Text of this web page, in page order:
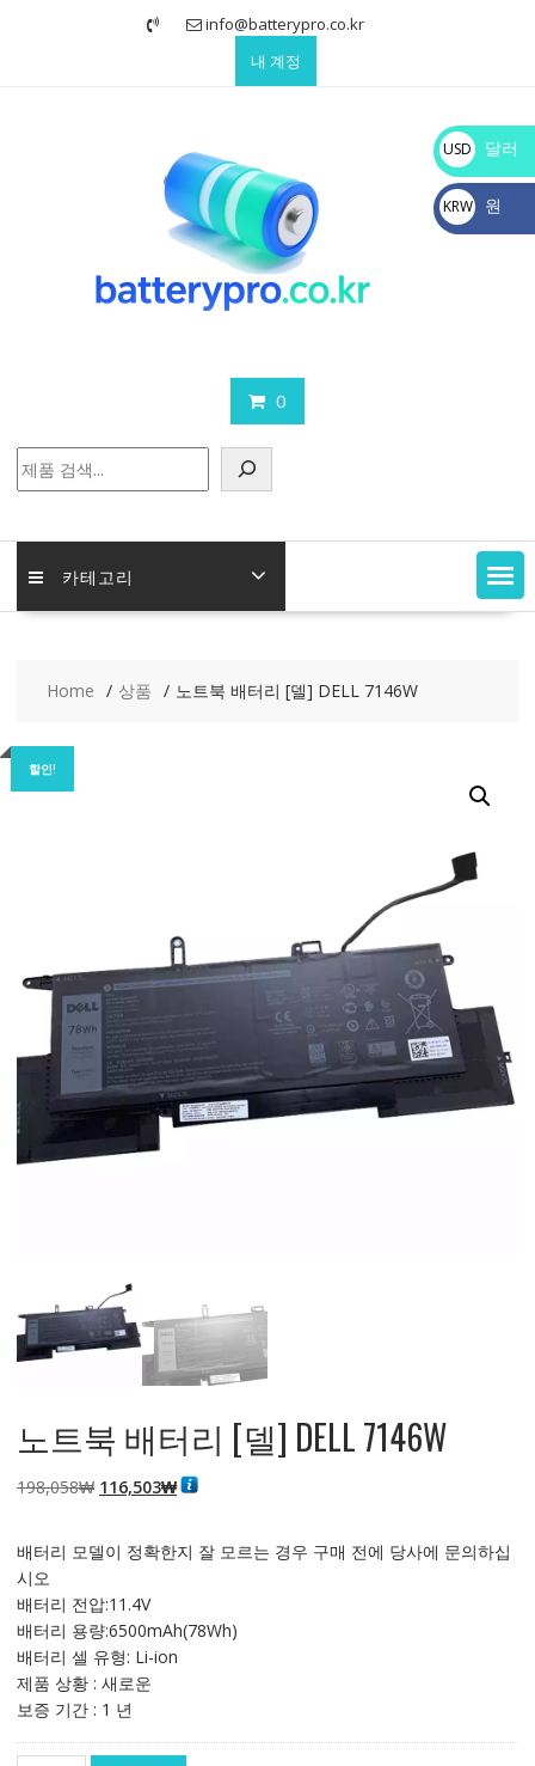
info@batterypro.co.kr
내 계정
0
색
카테고리
Home 상품 노트북 배터리 [델] DELL 7146W
할인!
노트북 배터리 [델] DELL 7146W
198,058₩ 원
격:
116,503₩현
격:
배터리 모델이 정확한지 잘 모르는 경우 구매 전에 당사에 문의하십
시오
배터리 전압:11.4V
배터리 용량:6500mAh(78Wh)
배터리 셀 유형: Li-ion
제품 상황 : 새로운
보증 기간 : 1 년
USD
$
달러
KRW
₩
원